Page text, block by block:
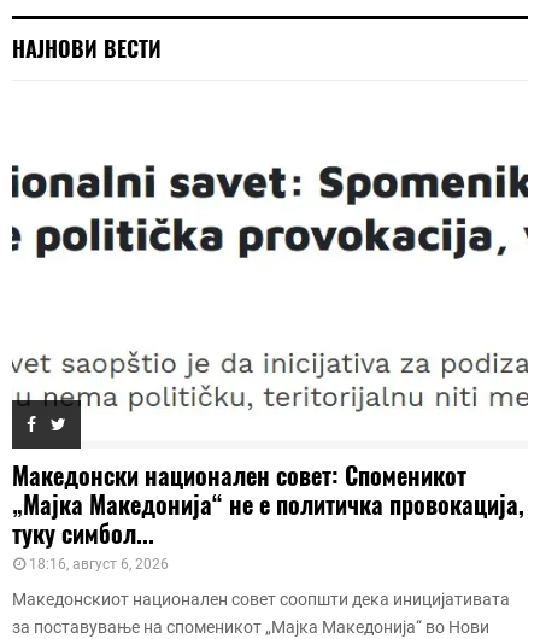
НАЈНОВИ ВЕСТИ
Македонски национален совет: Споменикот
„Мајка Македонија“ не е политичка провокација,
туку симбол...
18:16, август 6, 2026
Македонскиот национален совет соопшти дека иницијативата
за поставување на споменикот „Мајка Македонија“ во Нови